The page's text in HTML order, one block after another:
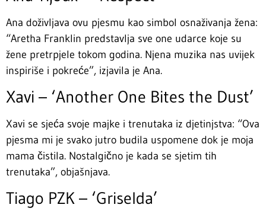
Ana doživljava ovu pjesmu kao simbol osnaživanja žena:
“Aretha Franklin predstavlja sve one udarce koje su
žene pretrpjele tokom godina. Njena muzika nas uvijek
inspiriše i pokreće”, izjavila je Ana.
Xavi – ‘Another One Bites the Dust’
Xavi se sjeća svoje majke i trenutaka iz djetinjstva: “Ova
pjesma mi je svako jutro budila uspomene dok je moja
mama čistila. Nostalgično je kada se sjetim tih
trenutaka”, objašnjava.
Tiago PZK – ‘Griselda’